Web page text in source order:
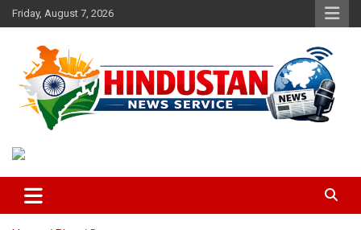
Skip
to
Friday, August 7, 2026
Hindustan News Service